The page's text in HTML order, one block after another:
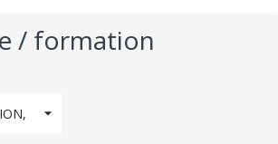
/ formation
